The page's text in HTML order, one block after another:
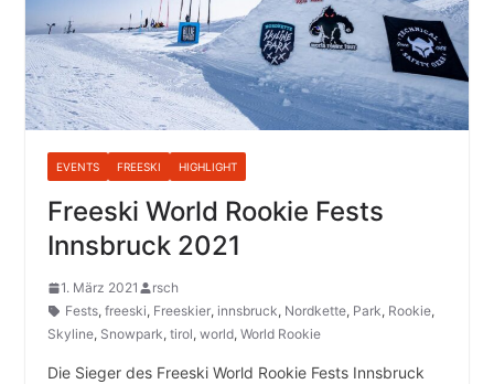
EVENTS FREESKI HIGHLIGHT
Freeski World Rookie Fests
Innsbruck 2021
1. März 2021
rsch
Fests, freeski, Freeskier, innsbruck, Nordkette, Park, Rookie,
Skyline, Snowpark, tirol, world, World Rookie
Die Sieger des Freeski World Rookie Fests Innsbruck